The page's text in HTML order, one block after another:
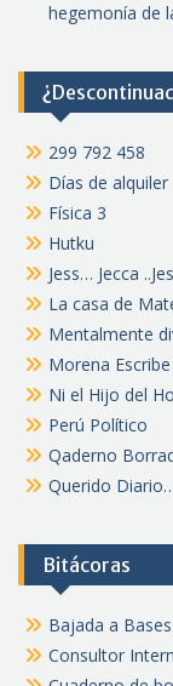
hegemonía de
299 792 458
Días de alquiler
Física 3
Hutku
Jess… Jecca
La casa de
Mentalmente
Morena Escribe
Ni el Hijo del
Perú Político
Qaderno
Querido
Bitácoras
Bajada a Bases
Consultor